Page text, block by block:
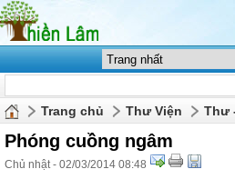
Trang chủ Thư Viện Thư
Phóng cuồng ngâm
Chủ nhật - 02/03/2014 08:48